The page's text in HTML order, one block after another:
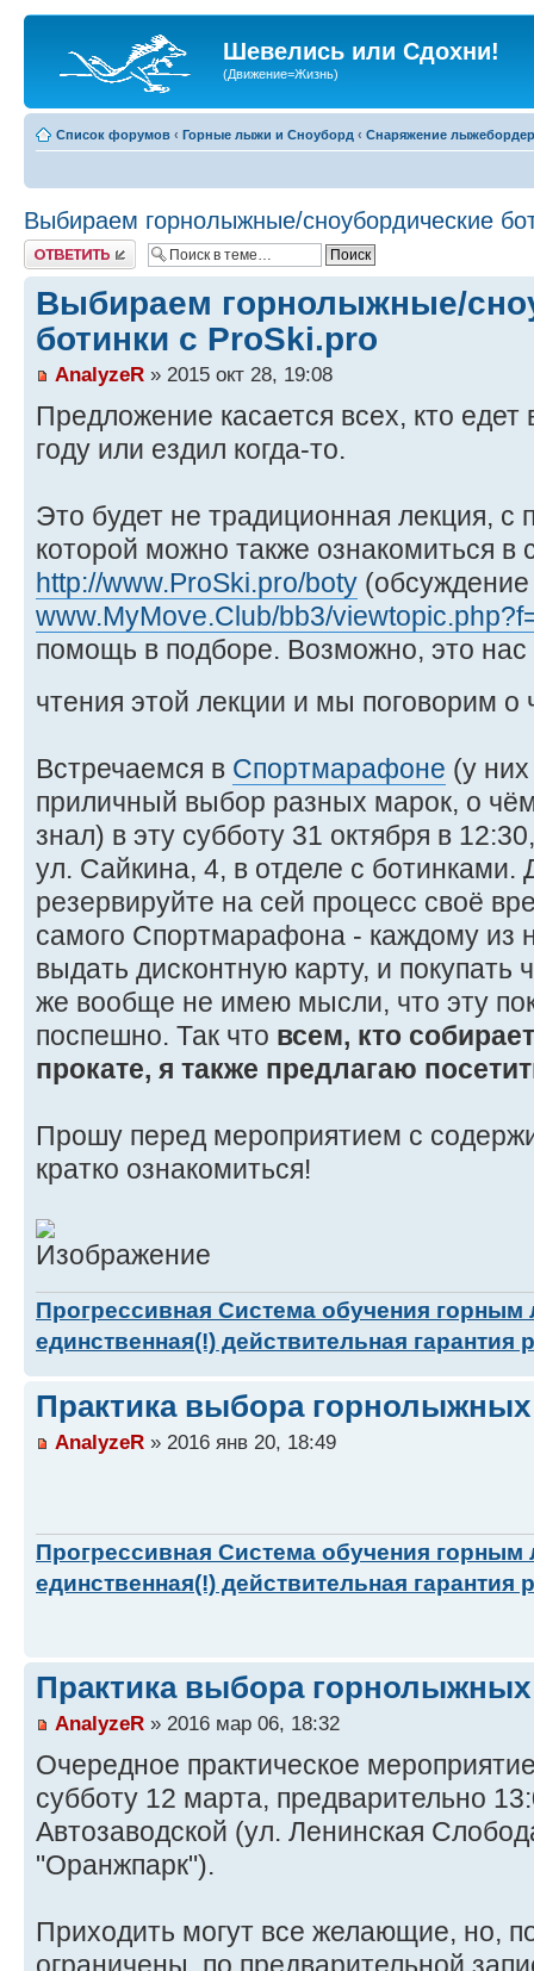
Шевелись или Сдохни!
(Движение=Жизнь)
Список форумов ‹ Горные лыжи и Сноуборд ‹ Снаряжение
Выбираем горнолыжные/сноубордические
Ответить
Выбираем горнолыжные/
ботинки с ProSki.pro
AnalyzeR » 2015 окт 28, 19:08
Предложение касается всех, кто
году или ездил когда-то.
Это будет не традиционная лекция,
которой можно также ознакомиться в
http://www.ProSki.pro/boty (обсуждение
www.MyMove.Club/bb3/
помощь в подборе. Возможно, это нас
чтения этой лекции и мы поговорим
Встречаемся в Спортмарафоне (у
приличный выбор разных марок, о
знал) в эту субботу 31 октября в
ул. Сайкина, 4, в отделе с ботинками.
резервируйте на сей процесс своё
самого Спортмарафона - каждому из
выдать дисконтную карту, и покупать
же вообще не имею мысли, что эту
поспешно. Так что всем, кто
прокате, я также предлагаю
Прошу перед мероприятием с
кратко ознакомиться!
Прогрессивная Система обучения
единственная(!) действительная гарантия
Практика выбора горнолыжных
AnalyzeR » 2016 янв 20, 18:49
Прогрессивная Система обучения
единственная(!) действительная гарантия
Практика выбора
AnalyzeR » 2016 мар 06, 18:32
Очередное практическое
субботу 12 марта, предварительно
Автозаводской (ул. Ленинская
"Оранжпарк").
Приходить могут все желающие, но,
ограничены, по предварительной